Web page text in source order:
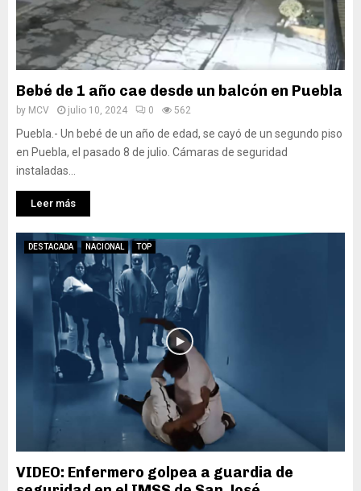
Bebé de 1 año cae desde un balcón en Puebla
by MCV julio 10, 2024 0 562
Puebla.- Un bebé de un año de edad, se cayó de un segundo piso
en Puebla, el pasado 8 de julio. Cámaras de seguridad
instaladas...
Leer más
DESTACADA NACIONAL TOP
VIDEO: Enfermero golpea a guardia de